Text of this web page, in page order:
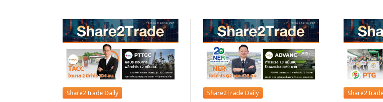
Share2Trade Daily Share2Trade Daily